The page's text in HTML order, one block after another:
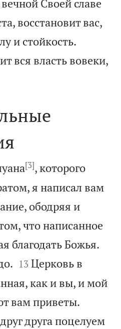
Своей славе
восстановит вас,
и стойкость.
вся власть вовеки,
[3], которого
я написал вам
ободряя и
что написанное
благодать Божья.


13 Церковь в
как и вы, и мой
вам приветы.
друга поцелуем